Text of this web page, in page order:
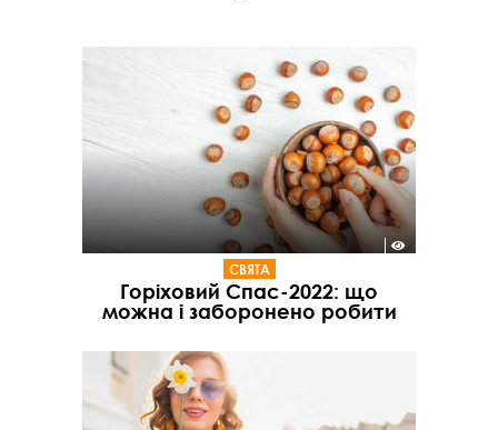
СВЯТА
Горіховий Спас-2022: що
можна і заборонено робити